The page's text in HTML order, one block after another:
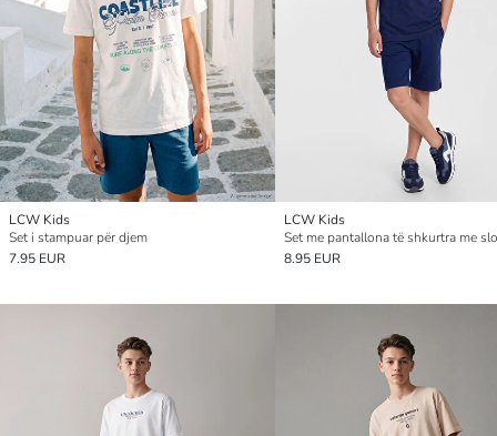
LCW Kids
Set i stampuar për djem
7.95 EUR
LCW Kids
8.95 EUR